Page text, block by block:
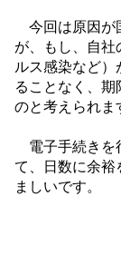
今回は原因が
が、もし、自社
ルス感染など
ることなく、
のと考えられま
電子手続きを
て、日数に余裕
ましいです。